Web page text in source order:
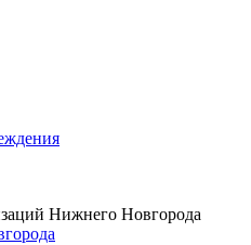
Нижнего Новгорода